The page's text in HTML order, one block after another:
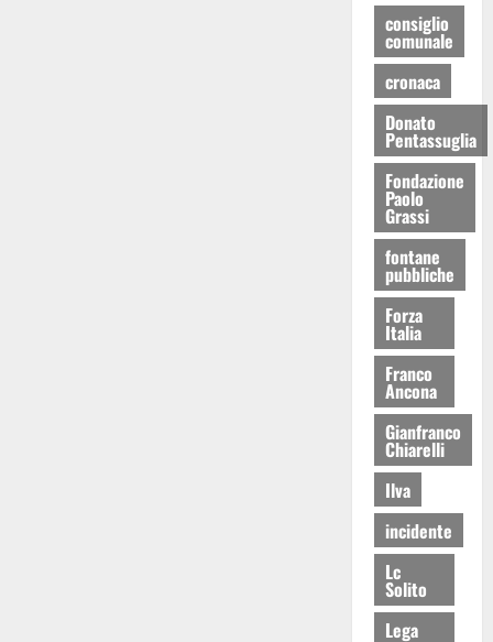
consiglio
comunale
cronaca
Donato
Pentassuglia
Fondazione
Paolo
Grassi
fontane
pubbliche
Forza
Italia
Franco
Ancona
Gianfranco
Chiarelli
Ilva
incidente
Lc
Solito
Lega